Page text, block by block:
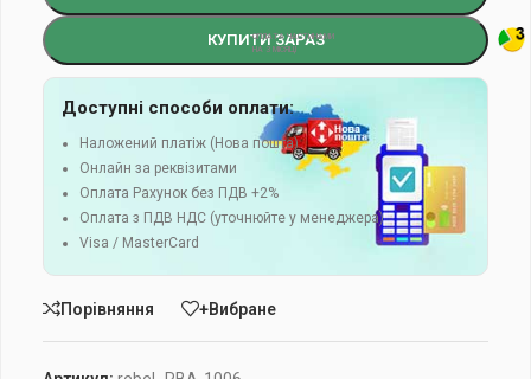
КУПИТИ ЗАРАЗ
Доступні способи оплати:
Наложений платіж (Нова пошта)
Онлайн за реквізитами
Оплата Рахунок без ПДВ +2%
Оплата з ПДВ НДС (уточнюйте у менеджера)
Visa / MasterCard
Порівняння +Вибране